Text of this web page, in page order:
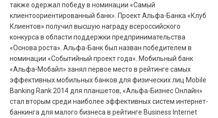
также одержал победу в номинации «Самый
клиентоориентированный банк». Проект Альфа-Банка «Клуб
Клиентов» получил высшую награду всероссийского
конкурса в области поддержки предпринимательства
«Основа роста». Альфа-Банк был назван победителем в
номинации «Событийный проект года». Мобильный банк
«Альфа-Мобайл» занял первое место в рейтинге самых
эффективных мобильных банков для физических лиц Mobile
Banking Rank 2014 для планшетов, «Альфа-Бизнес Онлайн»
стал вторым среди наиболее эффективных систем интернет-
банкинга для малого бизнеса в рейтинге Business Internet